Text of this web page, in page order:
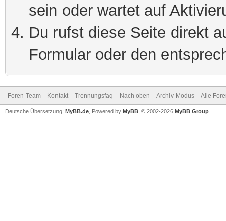
sein oder wartet auf
Du rufst diese Seite direkt
Formular oder den
Foren-Team Kontakt Trennungsfaq Nach oben Archiv-Modus Alle
Deutsche Übersetzung: MyBB.de , Powered by MyBB , © 2002-2026 MyBB Group